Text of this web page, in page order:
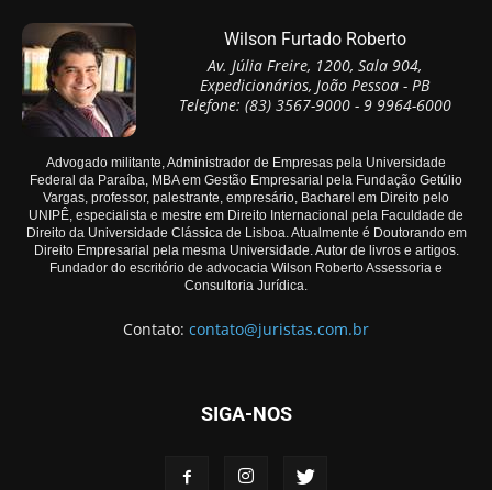
Wilson Furtado Roberto
Av. Júlia Freire, 1200, Sala 904,
Expedicionários, João Pessoa - PB
Telefone: (83) 3567-9000 - 9 9964-6000
Advogado militante, Administrador de Empresas pela Universidade
Federal da Paraíba, MBA em Gestão Empresarial pela Fundação Getúlio
Vargas, professor, palestrante, empresário, Bacharel em Direito pelo
UNIPÊ, especialista e mestre em Direito Internacional pela Faculdade de
Direito da Universidade Clássica de Lisboa. Atualmente é Doutorando em
Direito Empresarial pela mesma Universidade. Autor de livros e artigos.
Fundador do escritório de advocacia Wilson Roberto Assessoria e
Consultoria Jurídica.
Contato: contato@juristas.com.br
SIGA-NOS